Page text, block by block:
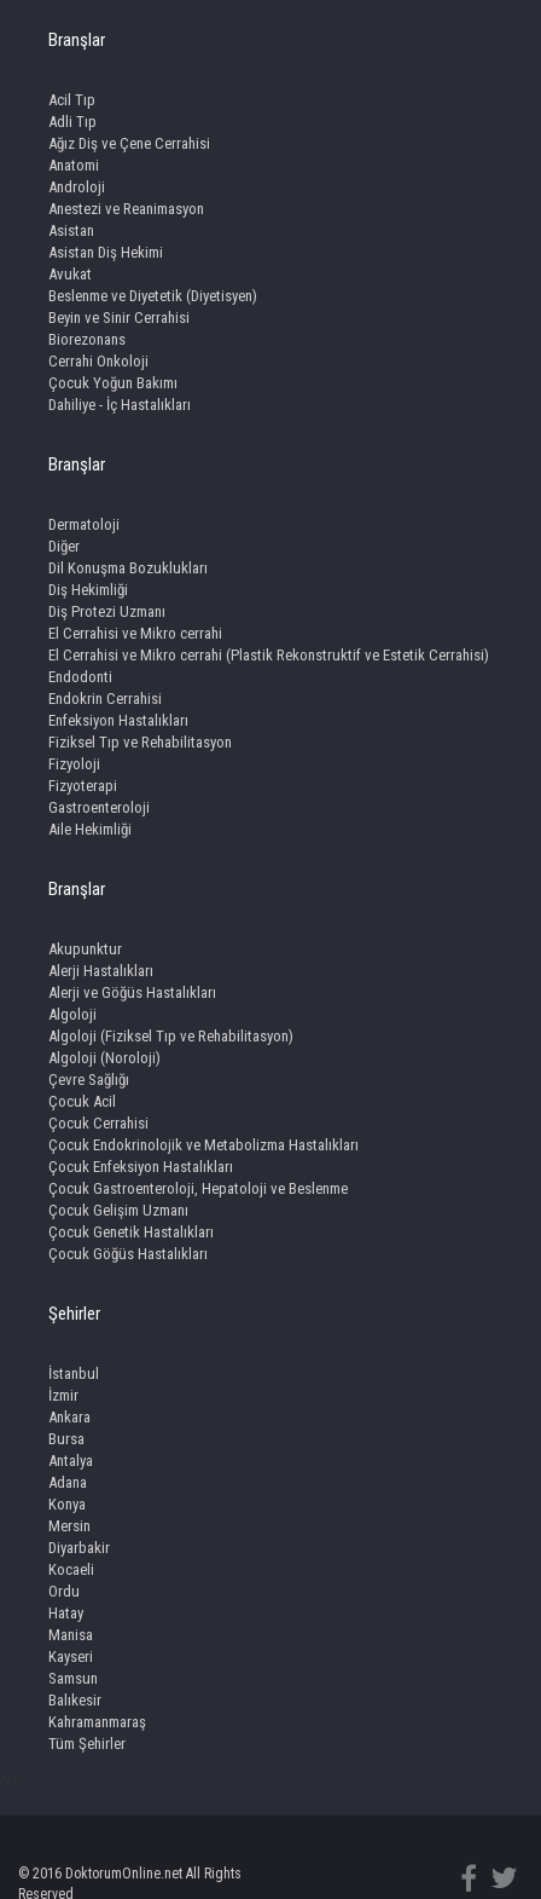
Branşlar
Acil Tıp
Adli Tıp
Ağız Diş ve Çene Cerrahisi
Anatomi
Androloji
Anestezi ve Reanimasyon
Asistan
Asistan Diş Hekimi
Avukat
Beslenme ve Diyetetik (Diyetisyen)
Beyin ve Sinir Cerrahisi
Biorezonans
Cerrahi Onkoloji
Çocuk Yoğun Bakımı
Dahiliye - İç Hastalıkları
Branşlar
Dermatoloji
Diğer
Dil Konuşma Bozuklukları
Diş Hekimliği
Diş Protezi Uzmanı
El Cerrahisi ve Mikro cerrahi
El Cerrahisi ve Mikro cerrahi (Plastik Rekonstruktif ve Estetik Cerrahisi)
Endodonti
Endokrin Cerrahisi
Enfeksiyon Hastalıkları
Fiziksel Tıp ve Rehabilitasyon
Fizyoloji
Fizyoterapi
Gastroenteroloji
Aile Hekimliği
Branşlar
Akupunktur
Alerji Hastalıkları
Alerji ve Göğüs Hastalıkları
Algoloji
Algoloji (Fiziksel Tıp ve Rehabilitasyon)
Algoloji (Noroloji)
Çevre Sağlığı
Çocuk Acil
Çocuk Cerrahisi
Çocuk Endokrinolojik ve Metabolizma Hastalıkları
Çocuk Enfeksiyon Hastalıkları
Çocuk Gastroenteroloji, Hepatoloji ve Beslenme
Çocuk Gelişim Uzmanı
Çocuk Genetik Hastalıkları
Çocuk Göğüs Hastalıkları
Şehirler
İstanbul
İzmir
Ankara
Bursa
Antalya
Adana
Konya
Mersin
Diyarbakir
Kocaeli
Ordu
Hatay
Manisa
Kayseri
Samsun
Balıkesir
Kahramanmaraş
Tüm Şehirler
© 2016 DoktorumOnline.net All Rights
Reserved